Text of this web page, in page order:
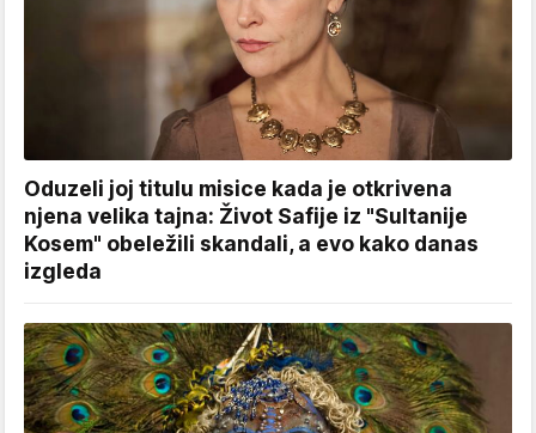
Oduzeli joj titulu misice kada je otkrivena
njena velika tajna: Život Safije iz "Sultanije
Kosem" obeležili skandali, a evo kako danas
izgleda